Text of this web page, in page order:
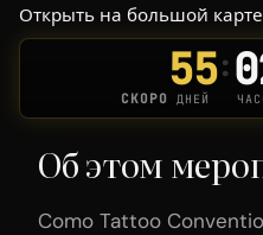
Открыть на большой
СКОРО
55
ДНЕЙ
:
Об этом
Como Tattoo